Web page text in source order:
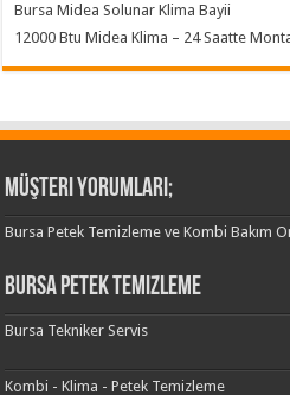
Bursa Midea Solunar Klima Bayii
12000 Btu Midea Klima – 24 Saatte
Müşteri Yorumları;
Bursa Petek Temizleme ve Kombi Bakım
Bursa Petek Temizleme
Bursa Tekniker Servis
Kombi - Klima - Petek Temizleme